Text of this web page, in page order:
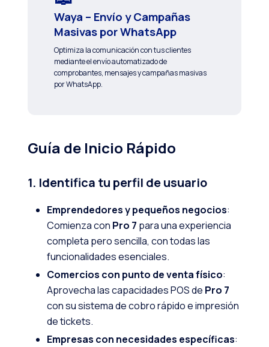
Waya – Envío y Campañas
Masivas por WhatsApp
Optimiza la comunicación con tus clientes
mediante el envío automatizado de
comprobantes, mensajes y campañas masivas
por WhatsApp.
Guía de Inicio Rápido
1. Identifica tu perfil de usuario
Emprendedores y pequeños negocios:
Comienza con Pro 7 para una experiencia
completa pero sencilla, con todas las
funcionalidades esenciales.
Comercios con punto de venta físico:
Aprovecha las capacidades POS de Pro 7
con su sistema de cobro rápido e impresión
de tickets.
Empresas con necesidades específicas: